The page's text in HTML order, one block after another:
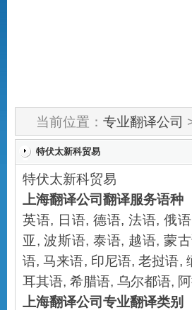
当前位置： 专业翻译公司
特伏太新科贸易
特伏太新科贸易
上海翻译公司翻译服务语种
英语, 日语, 德语, 法语, 俄语
亚,波斯语, 泰语, 越语, 蒙
语,马来语, 印尼语,老挝语,
耳其语, 希腊语, 乌尔都语,
上海翻译公司专业翻译类别